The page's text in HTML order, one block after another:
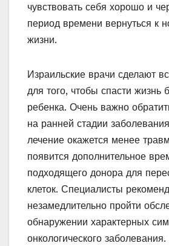
чувствовать себя хорошо и
период времени вернуться к
жизни.
Израильские врачи сделают
для того, чтобы спасти жизнь
ребенка. Очень важно
на ранней стадии
лечение окажется менее
появится дополнительное
подходящего донора для
клеток. Специалисты
незамедлительно пройти
обнаружении характерных
онкологического